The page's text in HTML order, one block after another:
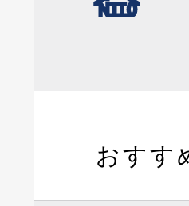
おすす